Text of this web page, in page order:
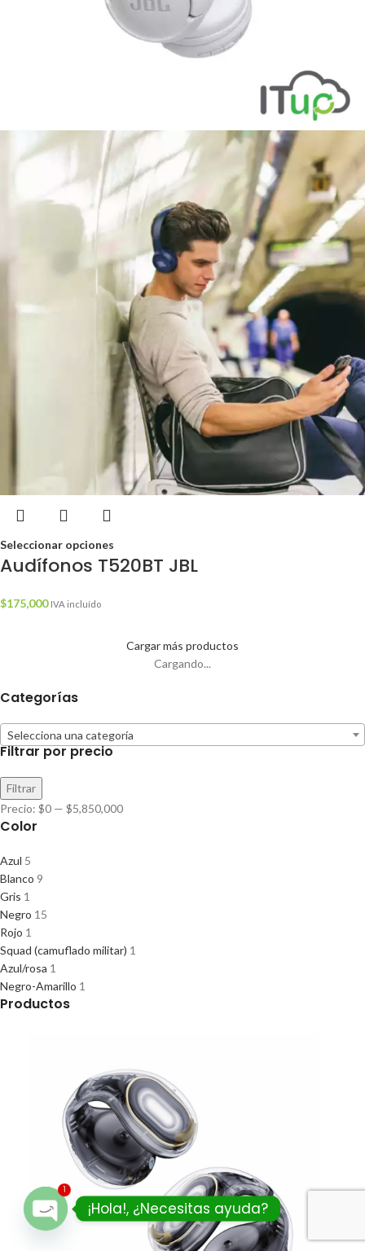
Categorías
Selecciona una categoría
Filtrar por precio
Filtrar
Precio: $0 — $5,850,000
Color
Azul 5
Blanco 9
Gris 1
Negro 15
Rojo 1
Squad (camuflado militar) 1
Azul/rosa 1
Negro-Amarillo 1
Productos
Seleccionar opciones
Audífonos T520BT JBL
$175,000 IVA incluído
Cargar más productos
Cargando...
¡Hola!, ¿Necesitas ayuda?
1